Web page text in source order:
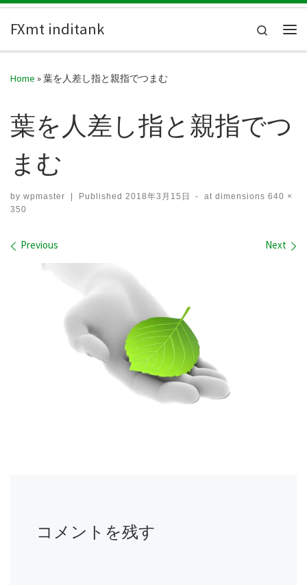
FXmt inditank
Search
Home »葉を人差し指と親指でつまむ
葉を人差し指と親指でつ
まむ
by wpmaster | Published 2018年3月15日 - at dimensions 640 ×
350
Images navigation
Previous Next
コメントを残す